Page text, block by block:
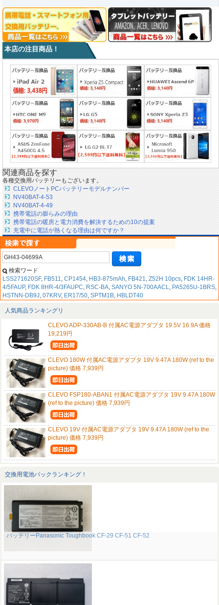
本店の注目商品！
関連商品を探す
各種交換用バッテリーもございます。
CLEVOノートPCバッテリーモデルナンバー
NV40BAT-4-53
NV40BAT-4-49
携帯電話の膨らみの理由
携帯電話の暖房と電力消費を解決するための10の提案
充電中に電話が熱くなる理由は何ですか？
検索ワード
LSS271620SF, FB511, CP1454, HB3-875mAh, FB421, Z52H 10pcs, FDK 14HR-
4/5FAUP, FDK 8HR-4/3FAUPC, RSC-BA, SANYO 5N-700AACL, PA5265U-1BRS,
HSTNN-DB9J, 07KRV, ER17/50, SPTM1B, HBLDT40
人気商品ランキングリ
CLEVO ADP-330AB-B 付属AC電源アダプタ 19.5V 16.9A 価格
19,219円
CLEVO 180W 付属AC電源アダプタ 19V 9.47A 180W (ref to the
picture) 価格 7,939円
CLEVO FSP180-ABAN1 付属AC電源アダプタ 19V 9.47A 180W
(ref to the picture) 価格 7,939円
CLEVO 19V 付属AC電源アダプタ 19V 9.47A 180W (ref to the
picture) 価格 7,939円
交換用電池パックランキング！
バッテリーPanasonic Toughbook CF-29 CF-51 CF-52